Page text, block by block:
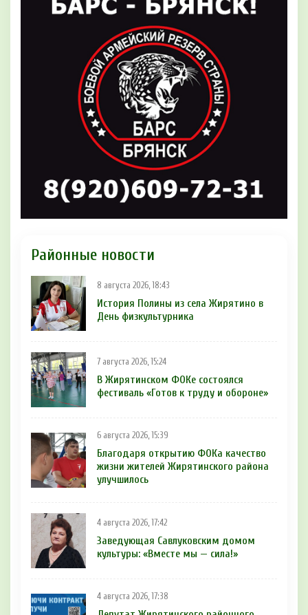
Районные новости
8 августа 2026, 18:43
История Полины из села Жирятино в
День физкультурника
7 августа 2026, 15:24
В Жирятинском ФОКе состоялся
фестиваль «Готов к труду и обороне»
6 августа 2026, 15:39
Благодаря открытию ФОКа качество
жизни жителей Жирятинского района
улучшилось
4 августа 2026, 17:42
Заведующая Савлуковским домом
культуры: «Вместе мы — сила!»
4 августа 2026, 17:38